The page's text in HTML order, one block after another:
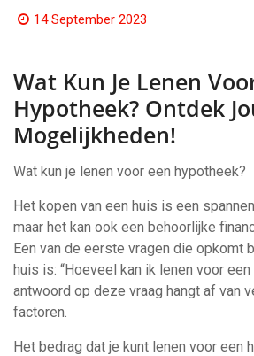
14 September 2023
Wat Kun Je Lenen
Hypotheek? Ontdek
Mogelijkheden!
Wat kun je lenen voor een hypotheek?
Het kopen van een huis is een
maar het kan ook een behoorlijke
Een van de eerste vragen die opkomt
huis is: “Hoeveel kan ik lenen voor
antwoord op deze vraag hangt af van
factoren.
Het bedrag dat je kunt lenen voor een